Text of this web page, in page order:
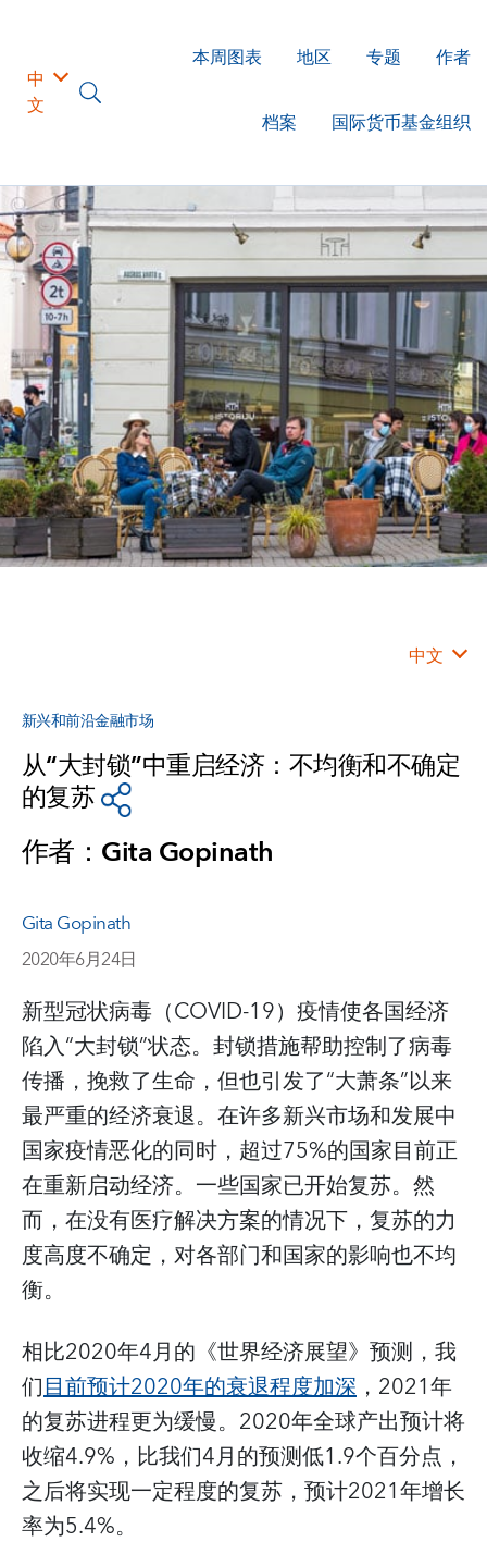
中
文
本周图表 地区 专题 作者
档案 国际货币基金组织
中文
新兴和前沿金融市场
从“大封锁”中重启经济：不均衡和不确定
的复苏
作者：Gita Gopinath
Gita Gopinath
2020年6月24日
新型冠状病毒（COVID-19）疫情使各国经济
陷入“大封锁”状态。封锁措施帮助控制了病毒
传播，挽救了生命，但也引发了“大萧条”以来
最严重的经济衰退。在许多新兴市场和发展中
国家疫情恶化的同时，超过75%的国家目前正
在重新启动经济。一些国家已开始复苏。然
而，在没有医疗解决方案的情况下，复苏的力
度高度不确定，对各部门和国家的影响也不均
衡。
相比2020年4月的《世界经济展望》预测，我
们目前预计2020年的衰退程度加深 ，2021年
的复苏进程更为缓慢。2020年全球产出预计将
收缩4.9%，比我们4月的预测低1.9个百分点，
之后将实现一定程度的复苏，预计2021年增长
率为5.4%。